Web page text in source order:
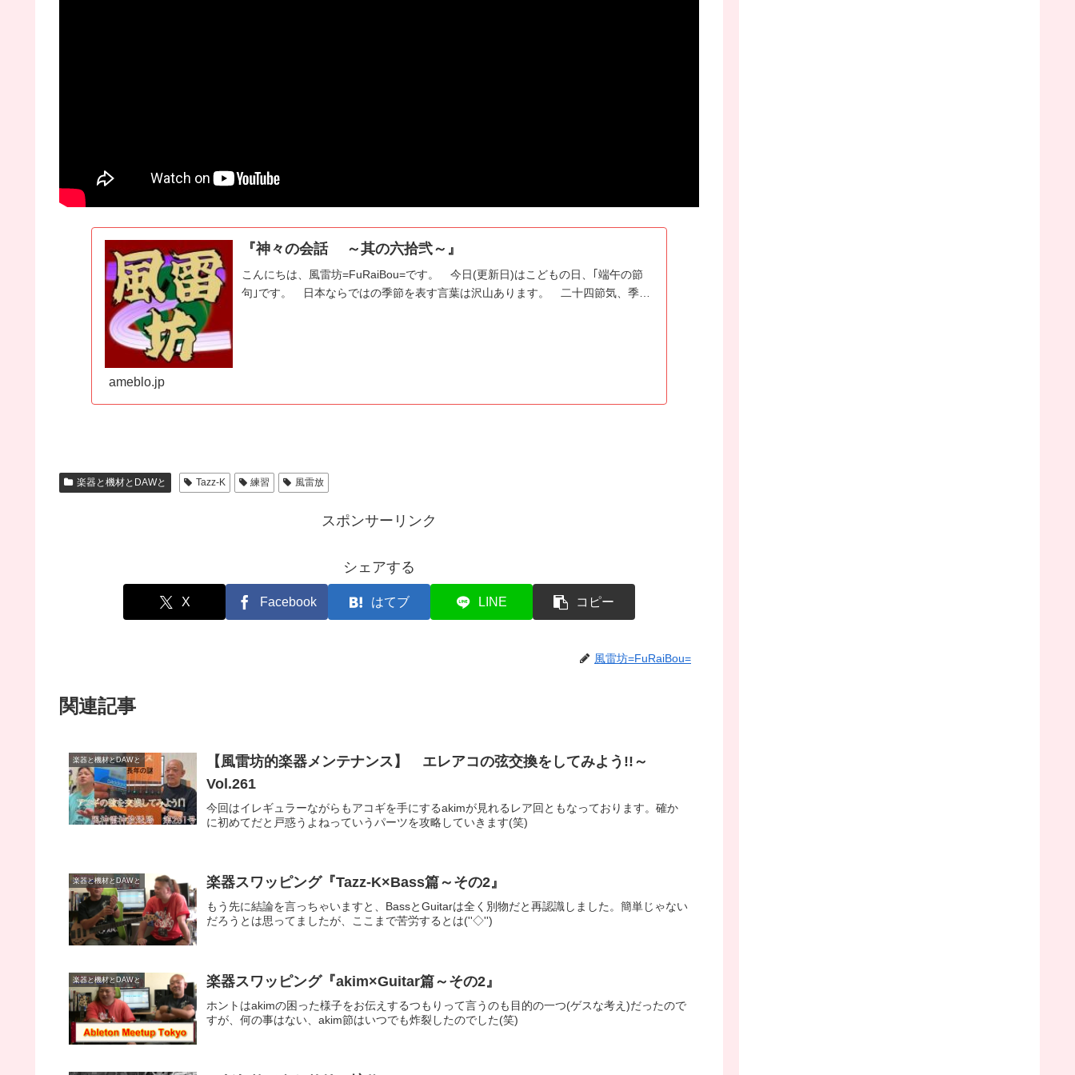
『神々の会話 ～其の六拾弐～』
こんにちは、風雷坊=FuRaiBou=です。 今日(更新日)はこどもの日、｢端午の節
句｣です。 日本ならではの季節を表す言葉は沢山あります。 二十四節気、季…
ameblo.jp
楽器と機材とDAWと Tazz-K 練習 風雷放
スポンサーリンク
シェアする
X Facebook はてブ LINE コピー
風雷坊=FuRaiBou=
関連記事
楽器と機材とDAWと
【風雷坊的楽器メンテナンス】 エレアコの弦交換をしてみよう!!～
Vol.261
今回はイレギュラーながらもアコギを手にするakimが見れるレア回ともなっております。確か
に初めてだと戸惑うよねっていうパーツを攻略していきます(笑)
楽器と機材とDAWと 楽器スワッピング『Tazz-K×Bass篇～その2』
もう先に結論を言っちゃいますと、BassとGuitarは全く別物だと再認識しました。簡単じゃない
だろうとは思ってましたが、ここまで苦労するとは(''◇'')ゞ
楽器と機材とDAWと 楽器スワッピング『akim×Guitar篇～その2』
ホントはakimの困った様子をお伝えするつもりって言うのも目的の一つ(ゲスな考え)だったので
すが、何の事はない、akim節はいつでも炸裂したのでした(笑)